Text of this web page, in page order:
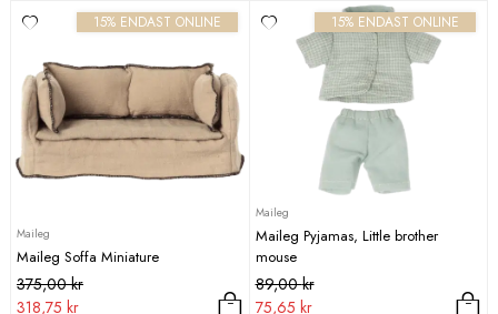
15% ENDAST ONLINE
Maileg
Maileg Soffa Miniature
375,00kr
Det
ursprungliga
318,75 kr
Det
nuvarande
15% ENDAST ONLINE
Maileg
Maileg Pyjamas, Little brother
mouse
89,00kr
Det
ursprungliga
75,65 kr
Det
nuvarande